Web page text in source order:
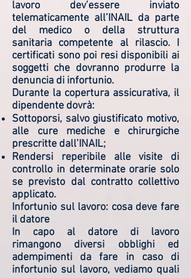
lavoro dev’essere inviato
telematicamente all’INAIL da parte
del medico o della struttura
sanitaria competente al rilascio. I
certificati sono poi resi disponibili ai
soggetti che dovranno produrre la
denuncia di infortunio.
Durante la copertura assicurativa, il
dipendente dovrà:
Sottoporsi, salvo giustificato motivo,
alle cure mediche e chirurgiche
prescritte dall’INAIL;
Rendersi reperibile alle visite di
controllo in determinate orarie solo
se previsto dal contratto collettivo
applicato.
Infortunio sul lavoro: cosa deve fare
il datore
In capo al datore di lavoro
rimangono diversi obblighi ed
adempimenti da fare in caso di
infortunio sul lavoro, vediamo quali